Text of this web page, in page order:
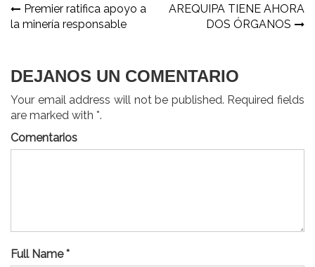
Navegación
de
Premier ratifica apoyo a
la minería responsable
AREQUIPA TIENE AHORA
DOS ÓRGANOS
DEJANOS UN COMENTARIO
Your email address will not be published. Required fields
are marked with *.
Comentarios
Full Name *